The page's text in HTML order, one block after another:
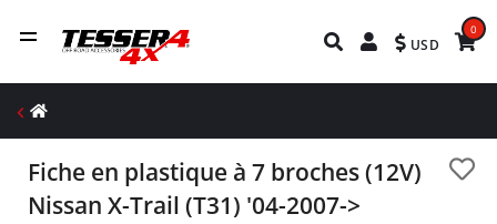
USD
0
Fiche en plastique à 7 broches (12V)
Nissan X-Trail (T31) '04-2007->